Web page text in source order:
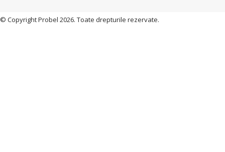
© Copyright Probel 2026. Toate drepturile rezervate.